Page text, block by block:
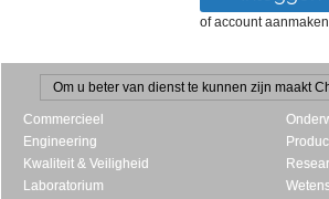
of account aanmaken
Om u beter van dienst te kunnen zijn maakt
Commercieel
Engineering
Kwaliteit & Veiligheid
Laboratorium